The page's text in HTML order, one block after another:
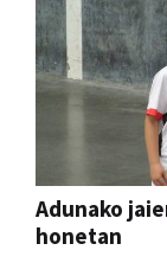
Adunako
honetan